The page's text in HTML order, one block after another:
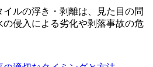
ルの浮き・剥離は、見た目の問
の侵入による劣化や剥落事故の危